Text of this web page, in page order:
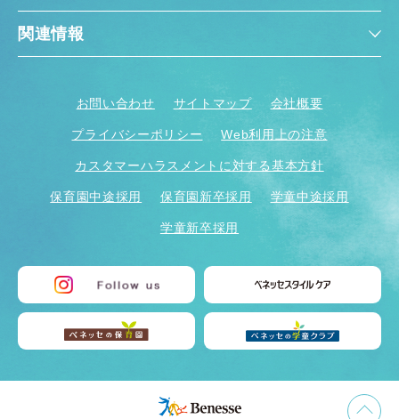
関連情報
お問い合わせ サイトマップ 会社概要
プライバシーポリシー Web利用上の注意
カスタマーハラスメントに対する基本方針
保育園中途採用 保育園新卒採用 学童中途採用
学童新卒採用